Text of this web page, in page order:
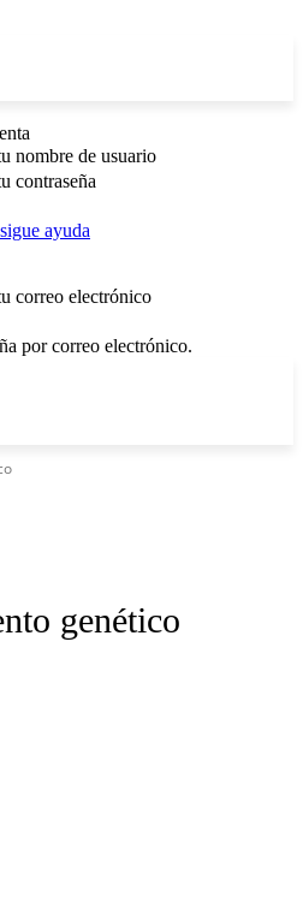
nombre de usuario
contraseña
ayuda
correo electrónico
por correo electrónico.
genético